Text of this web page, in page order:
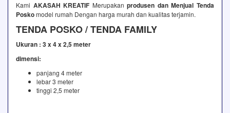
Kami AKASAH KREATIF Merupakanprodusen dan Menjual Tenda
Poskomodel rumah Dengan harga murah dan kualitas terjamin.
TENDA POSKO / TENDA FAMILY
Ukuran : 3 x 4 x 2,5 meter
dimensi:
panjang 4 meter
lebar 3 meter
tinggi 2,5 meter